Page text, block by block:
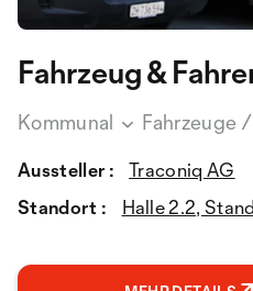
Fahrzeug &
Kommunal Fahrzeuge
Aussteller :
Traconiq AG
Standort :
Halle 2.2,